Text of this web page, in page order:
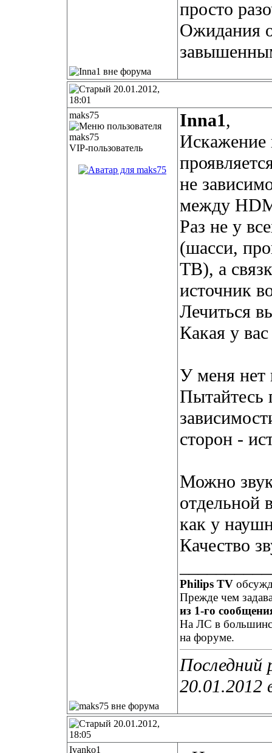
просто
Ожидания
20.01.2012,
18:01
maks75
VIP-пользователь
Inna1,
Искажение
не
между
Раз не у
(шасси,
ТВ), а
источник
Лечиться
Какая у
У меня нет
Пытайтесь
сторон -
Можно
отдельной
как у
Качество
Philips TV
Прежде чем
из 1-го
На ЛС в
на форуме.
Последний
20.01.2012
20.01.2012,
18:05
Ivanko1